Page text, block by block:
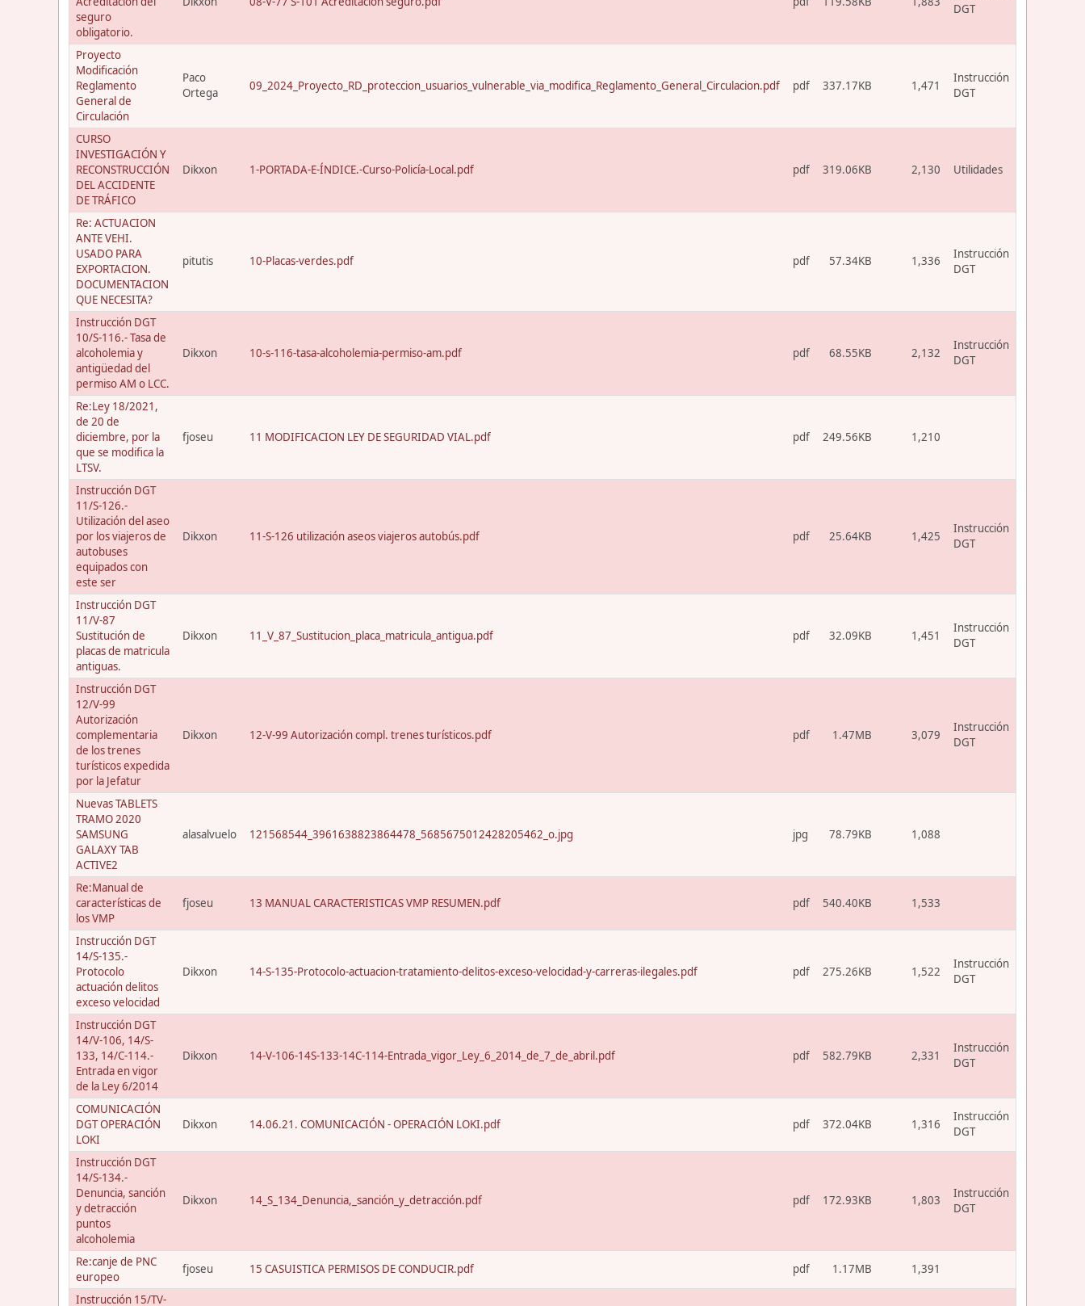
seguro
obligatorio.
DGT
Proyecto
Modificación
Reglamento
General de
Circulación
Paco
Ortega
09_2024_Proyecto_RD_proteccion_usuarios_vulnerable_via_modifica_Reglamento_General_Circulacion.pdf pdf 337.17KB 1,471
Instrucción
DGT
CURSO
INVESTIGACIÓN Y
RECONSTRUCCIÓN
DEL ACCIDENTE
DE TRÁFICO
Dikxon 1-PORTADA-E-ÍNDICE.-Curso-Policía-Local.pdf pdf 319.06KB 2,130 Utilidades
Re: ACTUACION
ANTE VEHI.
USADO PARA
EXPORTACION.
DOCUMENTACION
QUE NECESITA?
pitutis 10-Placas-verdes.pdf pdf 57.34KB 1,336
Instrucción
DGT
Instrucción DGT
10/S-116.- Tasa de
alcoholemia y
antigüedad del
permiso AM o LCC.
Dikxon 10-s-116-tasa-alcoholemia-permiso-am.pdf pdf 68.55KB 2,132
Instrucción
DGT
Re:Ley 18/2021,
de 20 de
diciembre, por la
que se modifica la
LTSV.
fjoseu 11 MODIFICACION LEY DE SEGURIDAD VIAL.pdf pdf 249.56KB 1,210
Instrucción DGT
11/S-126.-
Utilización del aseo
por los viajeros de
autobuses
equipados con
este ser
Dikxon 11-S-126 utilización aseos viajeros autobús.pdf pdf 25.64KB 1,425
Instrucción
DGT
Instrucción DGT
11/V-87
Sustitución de
placas de matricula
antiguas.
Dikxon 11_V_87_Sustitucion_placa_matricula_antigua.pdf pdf 32.09KB 1,451
Instrucción
DGT
Instrucción DGT
12/V-99
Autorización
complementaria
de los trenes
turísticos expedida
por la Jefatur
Dikxon 12-V-99 Autorización compl. trenes turísticos.pdf pdf 1.47MB 3,079
Instrucción
DGT
Nuevas TABLETS
TRAMO 2020
SAMSUNG
GALAXY TAB
ACTIVE2
alasalvuelo 121568544_3961638823864478_5685675012428205462_o.jpg jpg 78.79KB 1,088
Re:Manual de
características de
los VMP
fjoseu 13 MANUAL CARACTERISTICAS VMP RESUMEN.pdf pdf 540.40KB 1,533
Instrucción DGT
14/S-135.-
Protocolo
actuación delitos
exceso velocidad
Dikxon 14-S-135-Protocolo-actuacion-tratamiento-delitos-exceso-velocidad-y-carreras-ilegales.pdf pdf 275.26KB 1,522
Instrucción
DGT
Instrucción DGT
14/V-106, 14/S-
133, 14/C-114.-
Entrada en vigor
de la Ley 6/2014
Dikxon 14-V-106-14S-133-14C-114-Entrada_vigor_Ley_6_2014_de_7_de_abril.pdf pdf 582.79KB 2,331
Instrucción
DGT
COMUNICACIÓN
DGT OPERACIÓN
LOKI
Dikxon 14.06.21. COMUNICACIÓN - OPERACIÓN LOKI.pdf pdf 372.04KB 1,316
Instrucción
DGT
Instrucción DGT
14/S-134.-
Denuncia, sanción
y detracción
puntos
alcoholemia
Dikxon 14_S_134_Denuncia,_sanción_y_detracción.pdf pdf 172.93KB 1,803
Instrucción
DGT
Re:canje de PNC
europeo
fjoseu 15 CASUISTICA PERMISOS DE CONDUCIR.pdf pdf 1.17MB 1,391
Instrucción 15/TV-